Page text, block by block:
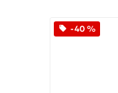
-40 %